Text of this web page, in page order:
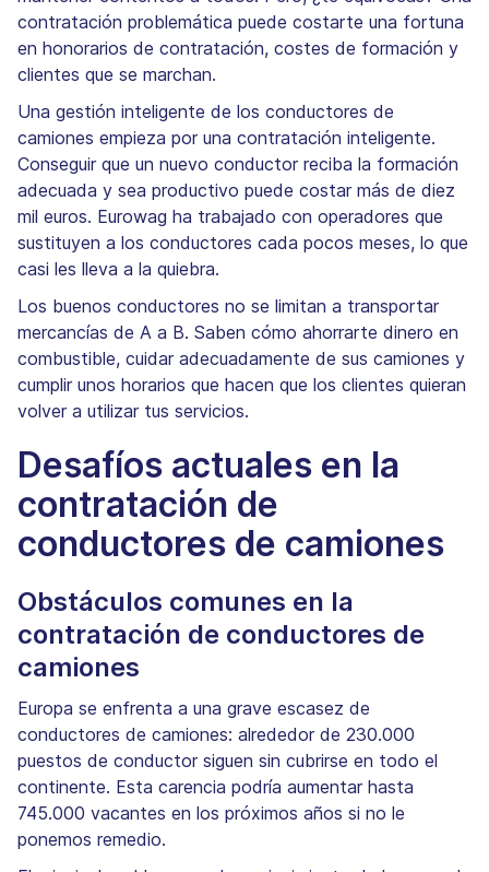
contratación problemática puede costarte una fortuna
en honorarios de contratación, costes de formación y
clientes que se marchan.
Una gestión inteligente de los conductores de
camiones empieza por una contratación inteligente.
Conseguir que un nuevo conductor reciba la formación
adecuada y sea productivo puede costar más de diez
mil euros. Eurowag ha trabajado con operadores que
sustituyen a los conductores cada pocos meses, lo que
casi les lleva a la quiebra.
Los buenos conductores no se limitan a transportar
mercancías de A a B. Saben cómo ahorrarte dinero en
combustible, cuidar adecuadamente de sus camiones y
cumplir unos horarios que hacen que los clientes quieran
volver a utilizar tus servicios.
Desafíos actuales en la
contratación de
conductores de camiones
Obstáculos comunes en la
contratación de conductores de
camiones
Europa se enfrenta a una grave escasez de
conductores de camiones: alrededor de 230.000
puestos de conductor siguen sin cubrirse en todo el
continente. Esta carencia podría aumentar hasta
745.000 vacantes en los próximos años si no le
ponemos remedio.